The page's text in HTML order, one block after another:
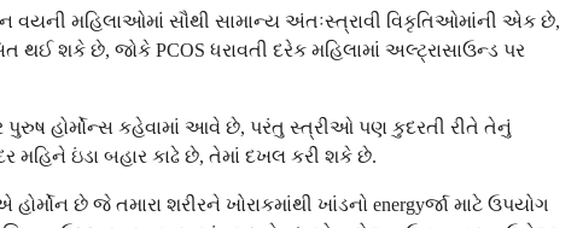
વયની મહિલાઓમાં સૌથી સામાન્ય અંતઃસ્ત્રાવી વિકૃતિઓમાંની એક છે,
શકે છે, જોકે PCOS ધરાવતી દરેક મહિલામાં અલ્ટ્રાસાઉન્ડ પર
હોર્મોન્સ કહેવામાં આવે છે, પરંતુ સ્ત્રીઓ પણ કુદરતી રીતે તેનું
ઇંડા બહાર કાઢે છે, તેમાં દખલ કરી શકે છે.
છે જે તમારા શરીરને ખોરાકમાંથી ખાંડનો energyર્જા માટે ઉપયોગ